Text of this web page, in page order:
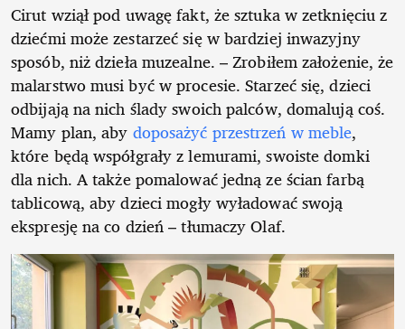
Cirut wziął pod uwagę fakt, że sztuka w zetknięciu z
dziećmi może zestarzeć się w bardziej inwazyjny
sposób, niż dzieła muzealne. – Zrobiłem założenie, że
malarstwo musi być w procesie. Starzeć się, dzieci
odbijają na nich ślady swoich palców, domalują coś.
Mamy plan, aby doposażyć przestrzeń w meble,
które będą współgrały z lemurami, swoiste domki
dla nich. A także pomalować jedną ze ścian farbą
tablicową, aby dzieci mogły wyładować swoją
ekspresję na co dzień – tłumaczy Olaf.